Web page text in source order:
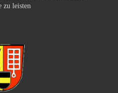
zu leisten